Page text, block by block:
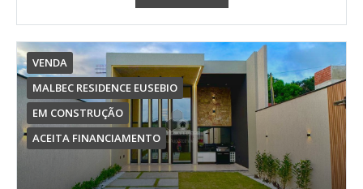
VENDA
MALBEC RESIDENCE EUSEBIO
EM CONSTRUÇÃO
ACEITA FINANCIAMENTO